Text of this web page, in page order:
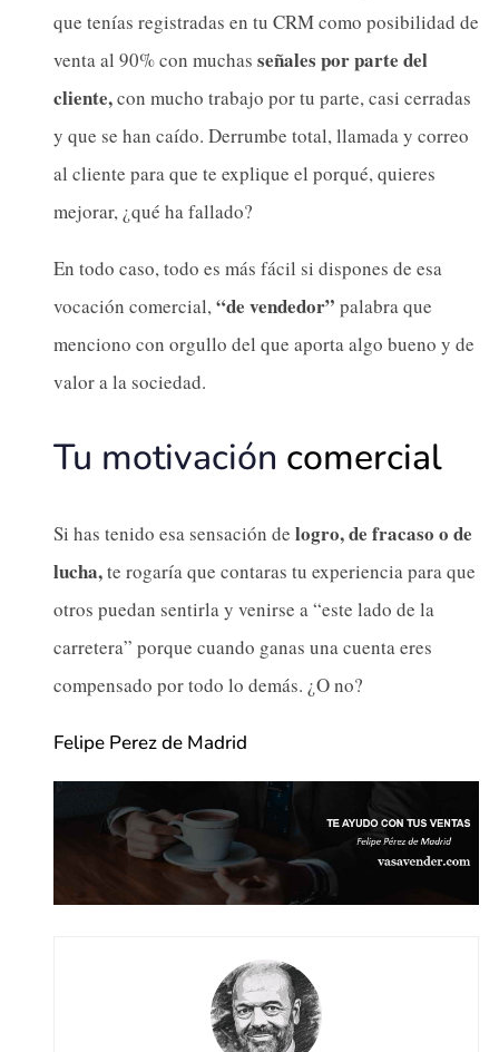
que tenías registradas en tu CRM como posibilidad de
venta al 90% con muchas señales por parte del
cliente,con mucho trabajo por tu parte, casi cerradas
y que se han caído. Derrumbe total, llamada y correo
al cliente para que te explique el porqué, quieres
mejorar, ¿qué ha fallado?
En todo caso, todo es más fácil si dispones de esa
vocación comercial,“de vendedor” palabra que
menciono con orgullo del que aporta algo bueno y de
valor a la sociedad.
Tu motivación comercial
Si has tenido esa sensación de logro, de fracaso o de
lucha,te rogaría que contaras tu experiencia para que
otros puedan sentirla y venirse a “este lado de la
carretera” porque cuando ganas una cuenta eres
compensado por todo lo demás. ¿O no?
Felipe Perez de Madrid